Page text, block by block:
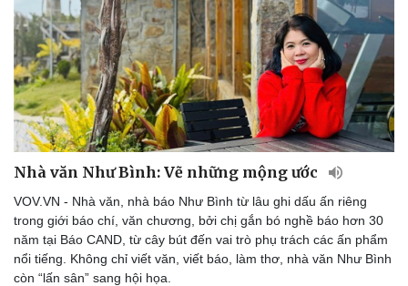
Tư vấn
Săn Tour
check-in
Podcast
Câu chuyện thời sự
Đọc truyện đêm khuya
Cửa sổ tình yêu
Kể chuyện cho bé
Nhà văn Như Bình: Vẽ những mộng ước
VOV.VN - Nhà văn, nhà báo Như Bình từ lâu ghi dấu ấn riêng
trong giới báo chí, văn chương, bởi chị gắn bó nghề báo hơn 30
năm tại Báo CAND, từ cây bút đến vai trò phụ trách các ấn phẩm
nổi tiếng. Không chỉ viết văn, viết báo, làm thơ, nhà văn Như Bình
còn “lấn sân” sang hội họa.